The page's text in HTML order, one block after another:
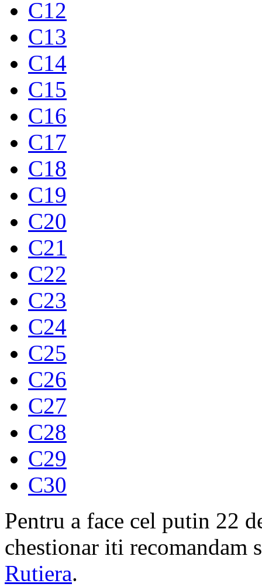
C12
C13
C14
C15
C16
C17
C18
C19
C20
C21
C22
C23
C24
C25
C26
C27
C28
C29
C30
Pentru a face cel putin 22
chestionar iti
Rutiera.